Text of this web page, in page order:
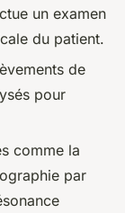
un examen
du patient.
de
pour
comme la
par